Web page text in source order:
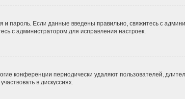
пароль. Если данные введены правильно, свяжитесь с
с администратором для исправления настроек.
конференции периодически удаляют пользователей,
в дискуссиях.